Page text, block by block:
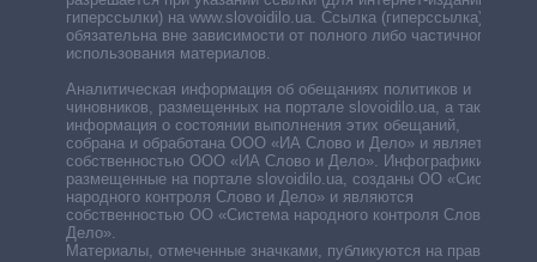
гиперссылки) на www.slovoidilo.ua. Ссылка (гиперссылка)
обязательна вне зависимости от полного либо частичного
использования материалов.
Аналитическая информация об обещаниях политиков и
чиновников, размещенных на портале slovoidilo.ua, а также
информация о состоянии выполнения этих обещаний,
собрана и обработана ООО «ИА Слово и Дело» и является
собственностью ООО «ИА Слово и Дело». Инфографики,
размещенные на портале slovoidilo.ua, созданы ОО «Система
народного контроля Слово и Дело» и являются
собственностью ОО «Система народного контроля Слово и
Дело».
Материалы, отмеченные значками, публикуются на правах